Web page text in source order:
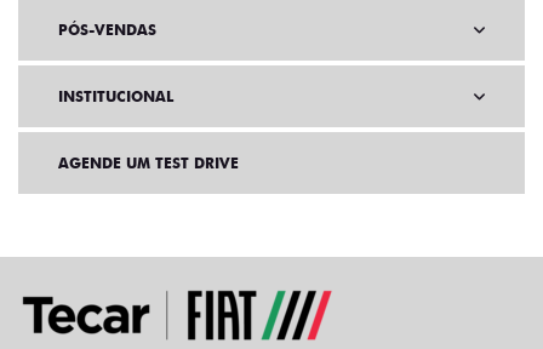
PÓS-VENDAS
INSTITUCIONAL
AGENDE UM TEST DRIVE